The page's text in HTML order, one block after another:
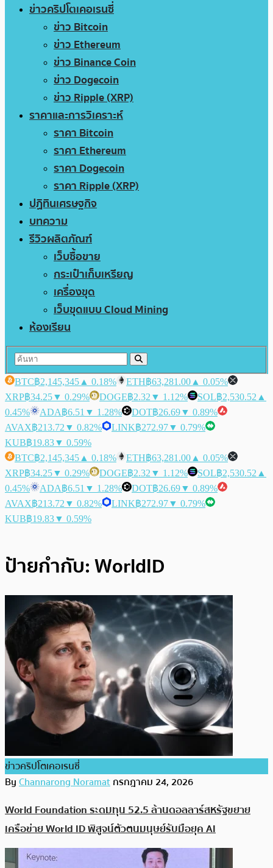
ข่าวคริปโตเคอเรนซี่
ข่าว Bitcoin
ข่าว Ethereum
ข่าว Binance Coin
ข่าว Dogecoin
ข่าว Ripple (XRP)
ราคาและการวิเคราะห์
ราคา Bitcoin
ราคา Ethereum
ราคา Dogecoin
ราคา Ripple (XRP)
ปฏิทินเศรษฐกิจ
บทความ
รีวิวผลิตภัณฑ์
เว็บซื้อขาย
กระเป๋าเก็บเหรียญ
เครื่องขุด
เว็บขุดแบบ Cloud Mining
ห้องเรียน
BTC฿2,145,345 ▲ 0.18% ETH฿63,281.00 ▲ 0.05%
XRP฿34.25▼ 0.29% DOGE฿2.32 ▼ 1.12% SOL฿2,530.52 ▲
0.45%
ADA฿6.51 ▼ 1.28% DOT฿26.69▼ 0.89%
AVAX฿213.72 ▼ 0.82% LINK฿272.97▼ 0.79%
KUB฿19.83▼ 0.59%
BTC฿2,145,345 ▲ 0.18% ETH฿63,281.00 ▲ 0.05%
XRP฿34.25▼ 0.29% DOGE฿2.32 ▼ 1.12% SOL฿2,530.52 ▲
0.45%
ADA฿6.51 ▼ 1.28% DOT฿26.69▼ 0.89%
AVAX฿213.72 ▼ 0.82% LINK฿272.97▼ 0.79%
KUB฿19.83▼ 0.59%
ป้ายกำกับ:WorldID
ข่าวคริปโตเคอเรนซี่
ByChannarong Noramatกรกฎาคม 24, 2026
World Foundation ระดมทุน 52.5 ล้านดอลลาร์สหรัฐขยาย
เครือข่าย World ID พิสูจน์ตัวตนมนุษย์รับมือยุค AI